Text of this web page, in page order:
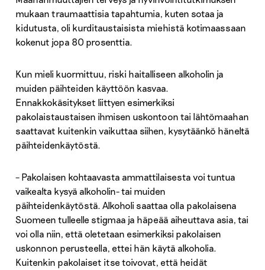
mukaan traumaattisia tapahtumia, kuten sotaa ja
kidutusta, oli kurditaustaisista miehistä kotimaassaan
kokenut jopa 80 prosenttia.
Kun mieli kuormittuu, riski haitalliseen alkoholin ja
muiden päihteiden käyttöön kasvaa.
Ennakkokäsitykset liittyen esimerkiksi
pakolaistaustaisen ihmisen uskontoon tai lähtömaahan
saattavat kuitenkin vaikuttaa siihen, kysytäänkö häneltä
päihteidenkäytöstä.
– Pakolaisen kohtaavasta ammattilaisesta voi tuntua
vaikealta kysyä alkoholin- tai muiden
päihteidenkäytöstä. Alkoholi saattaa olla pakolaisena
Suomeen tulleelle stigmaa ja häpeää aiheuttava asia, tai
voi olla niin, että oletetaan esimerkiksi pakolaisen
uskonnon perusteella, ettei hän käytä alkoholia.
Kuitenkin pakolaiset itse toivovat, että heidät